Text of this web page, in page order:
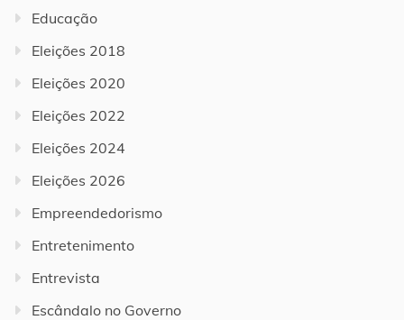
Educação
Eleições 2018
Eleições 2020
Eleições 2022
Eleições 2024
Eleições 2026
Empreendedorismo
Entretenimento
Entrevista
Escândalo no Governo